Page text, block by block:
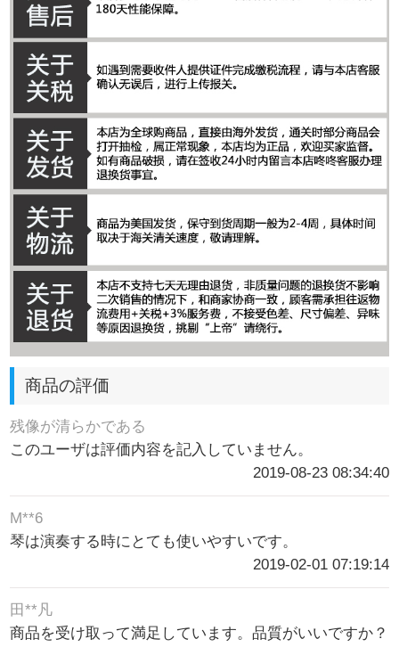
商品の評価
残像が清らかである
このユーザは評価内容を記入していません。
2019-08-23 08:34:40
M**6
琴は演奏する時にとても使いやすいです。
2019-02-01 07:19:14
田**凡
商品を受け取って満足しています。品質がいいですか？